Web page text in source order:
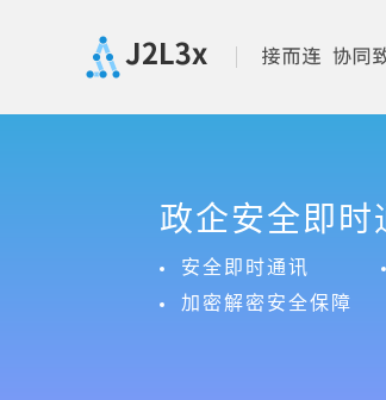
政企安全即时
安全即时通讯
加密解密安全保障